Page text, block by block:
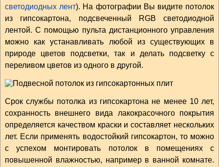
светодиодных лент). На фотографии Вы видите потолок
из гипсокартона, подсвеченный RGB светодиодной
лентой. С помощью пульта дистанционного управления
можно как устанавливать любой из существующих в
природе цветов подсветки, так и делать подсветку с
переливом цветов из одного в другой.
Срок службы потолка из гипсокартона не менее 10 лет,
сохранность внешнего вида лакокрасочного покрытия
определяется качеством краски и составляет нескольких
лет. Если применять водостойкий гипсокартон, то можно
с успехом монтировать потолок в помещениях с
повышенной влажностью, например в ванной комнате.